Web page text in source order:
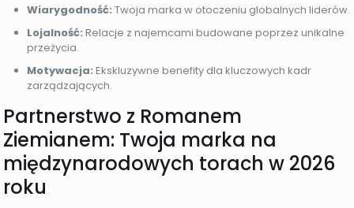
Wiarygodność: Twoja marka w otoczeniu globalnych liderów.
Lojalność: Relacje z najemcami budowane poprzez unikalne
przeżycia.
Motywacja: Ekskluzywne benefity dla kluczowych kadr
zarządzających.
Partnerstwo z Romanem
Ziemianem: Twoja marka na
międzynarodowych torach w 2026
roku